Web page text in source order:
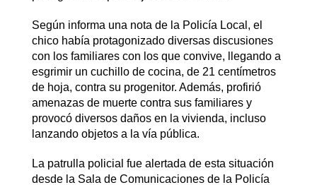
Según informa una nota de la Policía Local, el
chico había protagonizado diversas discusiones
con los familiares con los que convive, llegando a
esgrimir un cuchillo de cocina, de 21 centímetros
de hoja, contra su progenitor. Además, profirió
amenazas de muerte contra sus familiares y
provocó diversos daños en la vivienda, incluso
lanzando objetos a la vía pública.
La patrulla policial fue alertada de esta situación
desde la Sala de Comunicaciones de la Policía